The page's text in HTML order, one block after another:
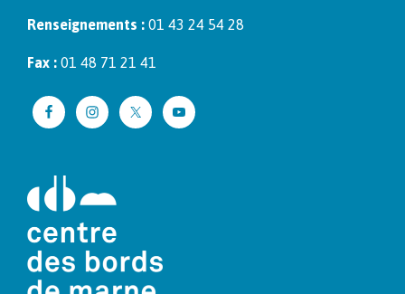
Ren­seigne­ments : 01 43 24 54 28
Fax : 01 48 71 21 41